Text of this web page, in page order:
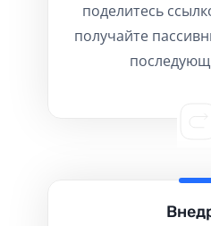
поделитесь
получайте